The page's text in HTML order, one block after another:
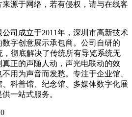
来源于网络，若有侵权，请与在线客
司成立于2011年，深圳市高新技术
字创意展示承包商。公司自研的
，彻底解决了传统所有导览系统无
正的声随人动，声光电联动的效
用为声音而发愁。专注于企业馆、
科普馆、纪念馆、多媒体数字化展
一站式服务。